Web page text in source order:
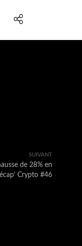
SUIVANT
de 28% en
Crypto #46